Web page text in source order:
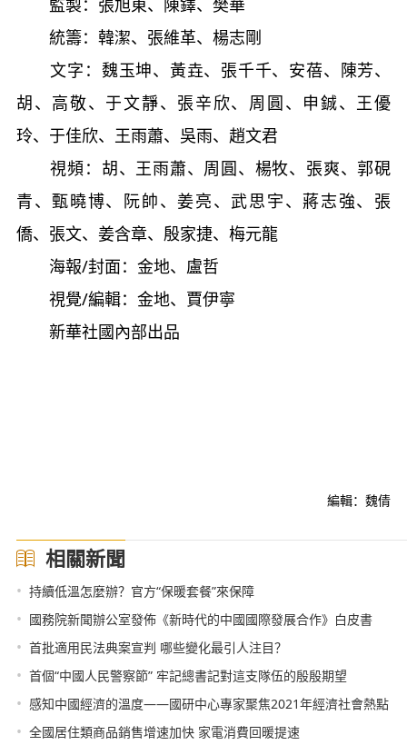
統籌：韓潔、張維革、楊志剛
文字：魏玉坤、黃垚、張千千、安蓓、陳芳、
胡、高敬、于文靜、張辛欣、周圓、申鋮、王優
玲、于佳欣、王雨蕭、吳雨、趙文君
視頻：胡、王雨蕭、周圓、楊牧、張爽、郭硯
青、甄曉博、阮帥、姜亮、武思宇、蔣志強、張
僑、張文、姜含章、殷家捷、梅元龍
海報/封面：金地、盧哲
視覺/編輯：金地、賈伊寧
新華社國內部出品
編輯：魏倩
相關新聞
• 持續低溫怎麼辦？官方“保暖套餐”來保障
• 國務院新聞辦公室發佈《新時代的中國國際發展合作》白皮書
• 首批適用民法典案宣判 哪些變化最引人注目？
• 首個“中國人民警察節” 牢記總書記對這支隊伍的殷殷期望
• 感知中國經濟的溫度——國研中心專家聚焦2021年經濟社會熱點
• 全國居住類商品銷售增速加快 家電消費回暖提速